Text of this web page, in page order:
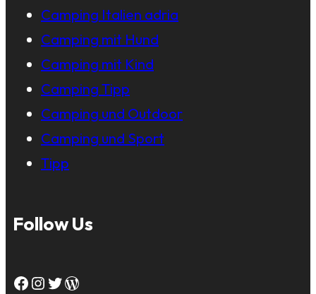
Camping Italien adria
Camping mit Hund
Camping mit Kind
Camping Tipp
Camping und Outdoor
Camping und Sport
Tipp
Follow Us
Facebook Instagram Twitter WordPress